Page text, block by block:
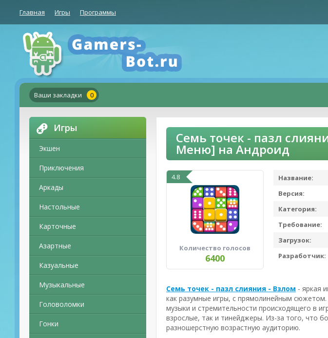
Главная Игры Программы
Ваши закладки 0
Игры
Экшен
Приключения
Аркады
Настольные
Карточные
Азартные
Казуальные
Музыкальные
Головоломки
Гонки
Семь точек - пазл
Меню] на Андроид
4.8
Количество голосов
6400
Название:
Версия:
Категория:
Требование:
Загрузок:
Разработчик:
Семь точек - пазл слияния - Взлом - яркая
как разумные игры, с прямолинейным
музыки и стремительности происходящего в
взрослые, так и тинейджеры. Из-за того, что
разношерстную возрастную аудиторию.